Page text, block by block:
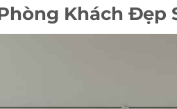
Khách Đẹp